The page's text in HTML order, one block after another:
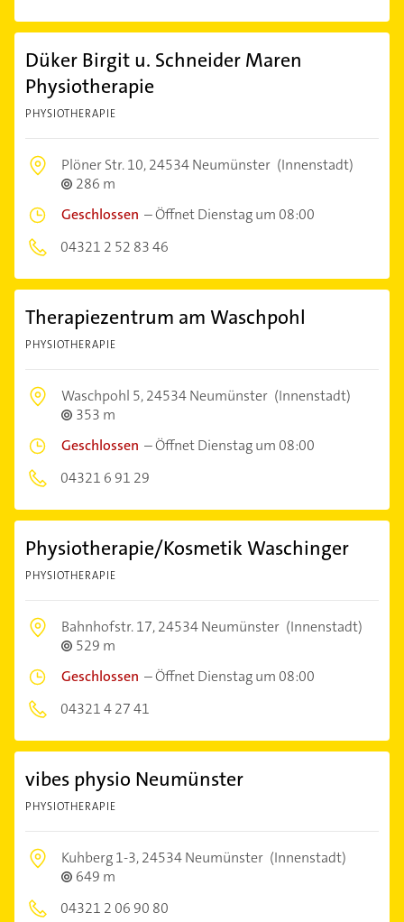
Düker Birgit u. Schneider Maren
Physiotherapie
PHYSIOTHERAPIE
Plöner Str. 10,24534 Neumünster (Innenstadt)
286 m
Geschlossen –Öffnet Dienstag um 08:00
04321 2 52 83 46
Therapiezentrum am Waschpohl
PHYSIOTHERAPIE
Waschpohl 5,24534 Neumünster (Innenstadt)
353 m
Geschlossen –Öffnet Dienstag um 08:00
04321 6 91 29
Physiotherapie/Kosmetik Waschinger
PHYSIOTHERAPIE
Bahnhofstr. 17,24534 Neumünster (Innenstadt)
529 m
Geschlossen –Öffnet Dienstag um 08:00
04321 4 27 41
vibes physio Neumünster
PHYSIOTHERAPIE
Kuhberg 1-3,24534 Neumünster (Innenstadt)
649 m
04321 2 06 90 80